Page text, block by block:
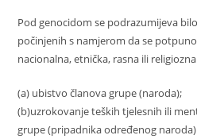
Pod genocidom se podrazumijeva
počinjenih s namjerom da se
nacionalna, etnička, rasna ili
(a) ubistvo članova grupe (naroda);
(b)uzrokovanje teških tjelesnih ili
grupe (pripadnika određenog naroda)